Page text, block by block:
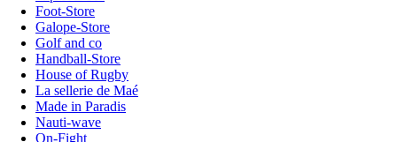
Foot-Store
Galope-Store
Golf and co
Handball-Store
House of Rugby
La sellerie de Maé
Made in Paradis
Nauti-wave
On-Fight